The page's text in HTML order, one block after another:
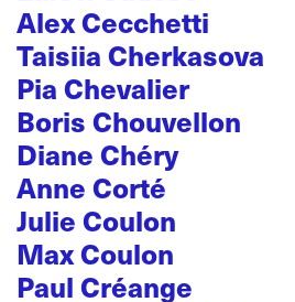
Alex Cecchetti
Taisiia Cherkasova
Pia Chevalier
Boris Chouvellon
Diane Chéry
Anne Corté
Julie Coulon
Max Coulon
Paul Créange